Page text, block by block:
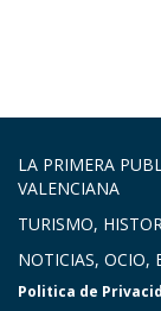
LA PRIMERA
VALENCIANA
TURISMO,
NOTICIAS, OCIO,
Politica de